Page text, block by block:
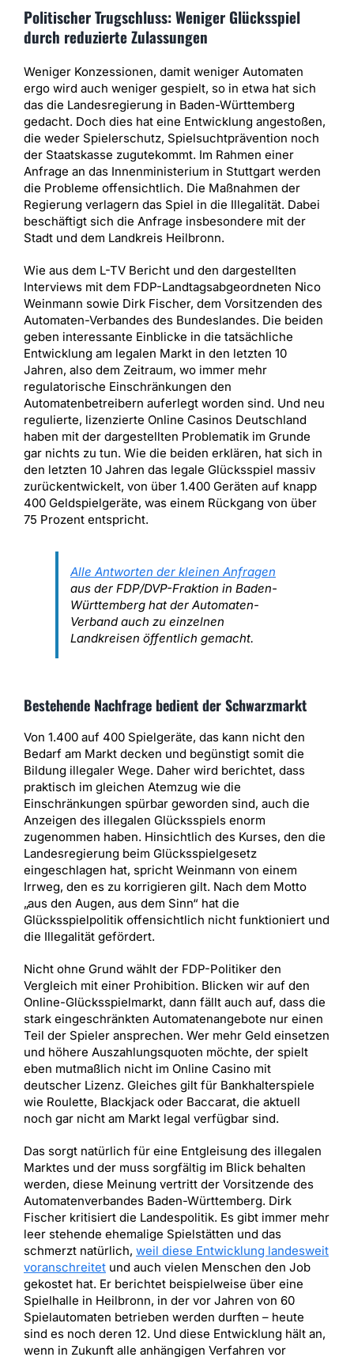
Politischer Trugschluss: Weniger Glücksspiel
durch reduzierte Zulassungen
Weniger Konzessionen, damit weniger Automaten
ergo wird auch weniger gespielt, so in etwa hat sich
das die Landesregierung in Baden-Württemberg
gedacht. Doch dies hat eine Entwicklung angestoßen,
die weder Spielerschutz, Spielsuchtprävention noch
der Staatskasse zugutekommt. Im Rahmen einer
Anfrage an das Innenministerium in Stuttgart werden
die Probleme offensichtlich. Die Maßnahmen der
Regierung verlagern das Spiel in die Illegalität. Dabei
beschäftigt sich die Anfrage insbesondere mit der
Stadt und dem Landkreis Heilbronn.
Wie aus dem L-TV Bericht und den dargestellten
Interviews mit dem FDP-Landtagsabgeordneten Nico
Weinmann sowie Dirk Fischer, dem Vorsitzenden des
Automaten-Verbandes des Bundeslandes. Die beiden
geben interessante Einblicke in die tatsächliche
Entwicklung am legalen Markt in den letzten 10
Jahren, also dem Zeitraum, wo immer mehr
regulatorische Einschränkungen den
Automatenbetreibern auferlegt worden sind. Und neu
regulierte, lizenzierte Online Casinos Deutschland
haben mit der dargestellten Problematik im Grunde
gar nichts zu tun. Wie die beiden erklären, hat sich in
den letzten 10 Jahren das legale Glücksspiel massiv
zurückentwickelt, von über 1.400 Geräten auf knapp
400 Geldspielgeräte, was einem Rückgang von über
75 Prozent entspricht.
Alle Antworten der kleinen Anfragen
aus der FDP/DVP-Fraktion in Baden-
Württemberg hat der Automaten-
Verband auch zu einzelnen
Landkreisen öffentlich gemacht.
Bestehende Nachfrage bedient der Schwarzmarkt
Von 1.400 auf 400 Spielgeräte, das kann nicht den
Bedarf am Markt decken und begünstigt somit die
Bildung illegaler Wege. Daher wird berichtet, dass
praktisch im gleichen Atemzug wie die
Einschränkungen spürbar geworden sind, auch die
Anzeigen des illegalen Glücksspiels enorm
zugenommen haben. Hinsichtlich des Kurses, den die
Landesregierung beim Glücksspielgesetz
eingeschlagen hat, spricht Weinmann von einem
Irrweg, den es zu korrigieren gilt. Nach dem Motto
„aus den Augen, aus dem Sinn“ hat die
Glücksspielpolitik offensichtlich nicht funktioniert und
die Illegalität gefördert.
Nicht ohne Grund wählt der FDP-Politiker den
Vergleich mit einer Prohibition. Blicken wir auf den
Online-Glücksspielmarkt, dann fällt auch auf, dass die
stark eingeschränkten Automatenangebote nur einen
Teil der Spieler ansprechen. Wer mehr Geld einsetzen
und höhere Auszahlungsquoten möchte, der spielt
eben mutmaßlich nicht im Online Casino mit
deutscher Lizenz. Gleiches gilt für Bankhalterspiele
wie Roulette, Blackjack oder Baccarat, die aktuell
noch gar nicht am Markt legal verfügbar sind.
Das sorgt natürlich für eine Entgleisung des illegalen
Marktes und der muss sorgfältig im Blick behalten
werden, diese Meinung vertritt der Vorsitzende des
Automatenverbandes Baden-Württemberg. Dirk
Fischer kritisiert die Landespolitik. Es gibt immer mehr
leer stehende ehemalige Spielstätten und das
schmerzt natürlich, weil diese Entwicklung landesweit
voranschreitetund auch vielen Menschen den Job
gekostet hat. Er berichtet beispielweise über eine
Spielhalle in Heilbronn, in der vor Jahren von 60
Spielautomaten betrieben werden durften – heute
sind es noch deren 12. Und diese Entwicklung hält an,
wenn in Zukunft alle anhängigen Verfahren vor